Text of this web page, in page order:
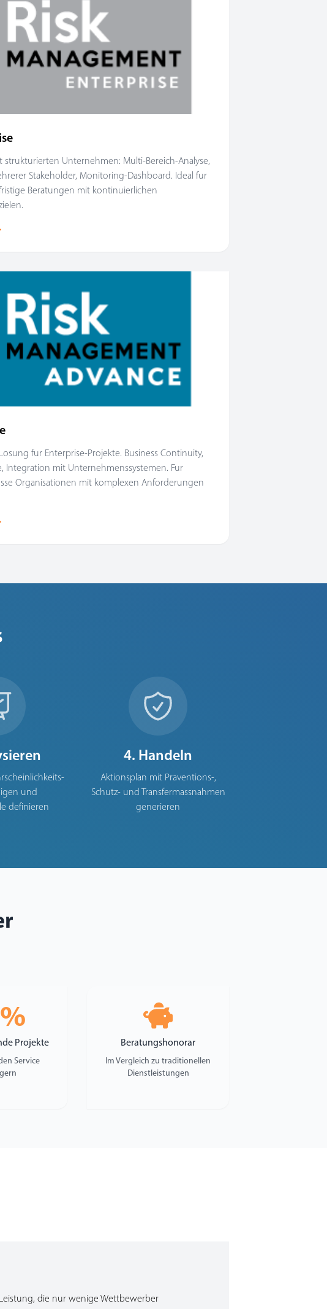
strukturierten Unternehmen: Multi-Bereich-Analyse,
Stakeholder, Monitoring-Dashboard. Ideal fur
Beratungen mit kontinuierlichen
fur Enterprise-Projekte. Business Continuity,
Integration mit Unternehmenssystemen. Fur
Organisationen mit komplexen Anforderungen
und
definieren
4. Handeln
Aktionsplan mit Praventions-,
Schutz- und Transfermassnahmen
generieren
Projekte
Service
Beratungshonorar
Im Vergleich zu traditionellen
Dienstleistungen
die nur wenige Wettbewerber